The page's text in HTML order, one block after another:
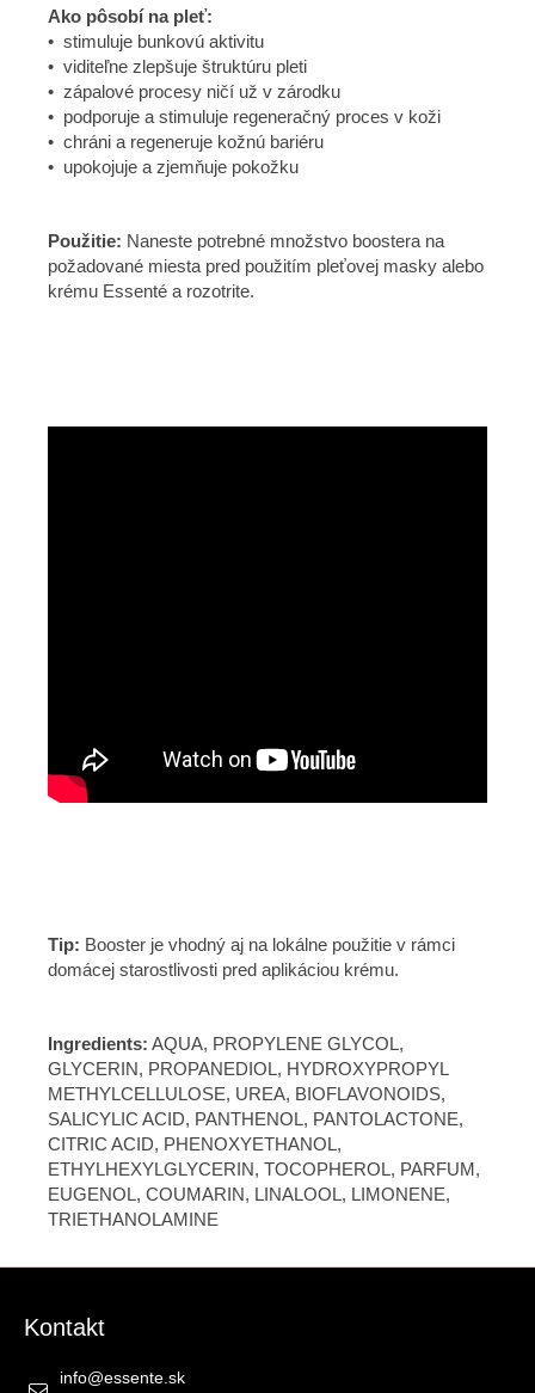
Ako pôsobí na pleť:
• stimuluje bunkovú aktivitu
• viditeľne zlepšuje štruktúru pleti
• zápalové procesy ničí už v zárodku
• podporuje a stimuluje regeneračný proces v koži
• chráni a regeneruje kožnú bariéru
• upokojuje a zjemňuje pokožku
Použitie: Naneste potrebné množstvo boostera na
požadované miesta pred použitím pleťovej masky alebo
krému Essenté a rozotrite.
Tip: Booster je vhodný aj na lokálne použitie v rámci
domácej starostlivosti pred aplikáciou krému.
Ingredients: AQUA, PROPYLENE GLYCOL,
GLYCERIN, PROPANEDIOL, HYDROXYPROPYL
METHYLCELLULOSE, UREA, BIOFLAVONOIDS,
SALICYLIC ACID, PANTHENOL, PANTOLACTONE,
CITRIC ACID, PHENOXYETHANOL,
ETHYLHEXYLGLYCERIN, TOCOPHEROL, PARFUM,
EUGENOL, COUMARIN, LINALOOL, LIMONENE,
TRIETHANOLAMINE
Kontakt
info@essente.sk